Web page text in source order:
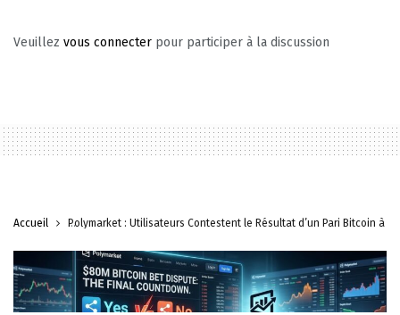
Veuillez vous connecter pour participer à la discussion
Accueil Polymarket : Utilisateurs Contestent le Résultat d’un Pari Bitcoin à